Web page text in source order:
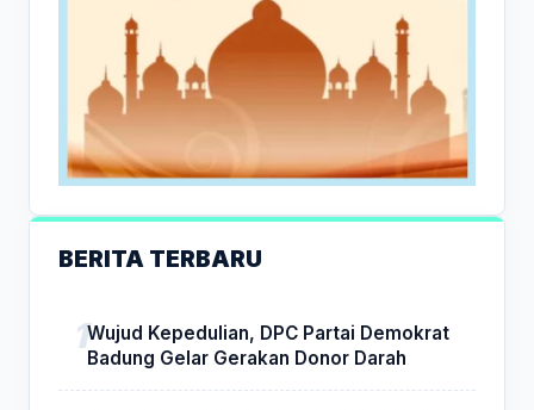
BERITA TERBARU
Wujud Kepedulian, DPC Partai Demokrat
Badung Gelar Gerakan Donor Darah